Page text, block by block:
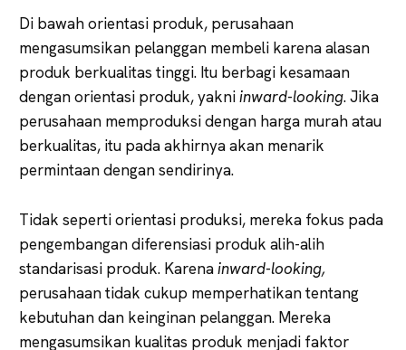
Di bawah orientasi produk, perusahaan
mengasumsikan pelanggan membeli karena alasan
produk berkualitas tinggi. Itu berbagi kesamaan
dengan orientasi produk, yakniinward-looking. Jika
perusahaan memproduksi dengan harga murah atau
berkualitas, itu pada akhirnya akan menarik
permintaan dengan sendirinya.
Tidak seperti orientasi produksi, mereka fokus pada
pengembangan diferensiasi produk alih-alih
standarisasi produk. Karenainward-looking,
perusahaan tidak cukup memperhatikan tentang
kebutuhan dan keinginan pelanggan. Mereka
mengasumsikan kualitas produk menjadi faktor